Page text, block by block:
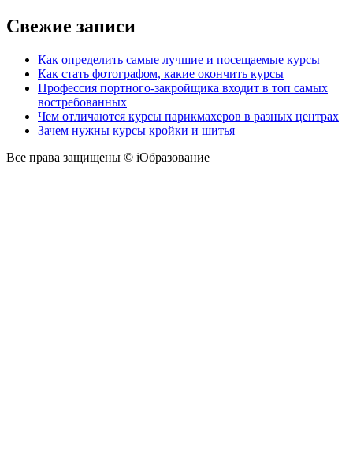
Свежие записи
Как определить самые лучшие и посещаемые курсы
Как стать фотографом, какие окончить курсы
Профессия портного-закройщика входит в топ самых
востребованных
Чем отличаются курсы парикмахеров в разных центрах
Зачем нужны курсы кройки и шитья
Все права защищены © iОбразование